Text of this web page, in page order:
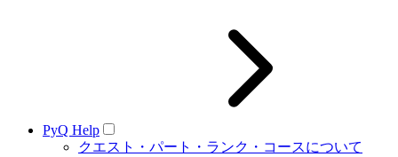
PyQ Help
クエスト・パート・ランク・コースについて